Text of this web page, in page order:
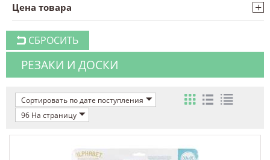
Цена товара +
СБРОСИТЬ
РЕЗАКИ И ДОСКИ
Сортировать по дате поступления
96 На страницу